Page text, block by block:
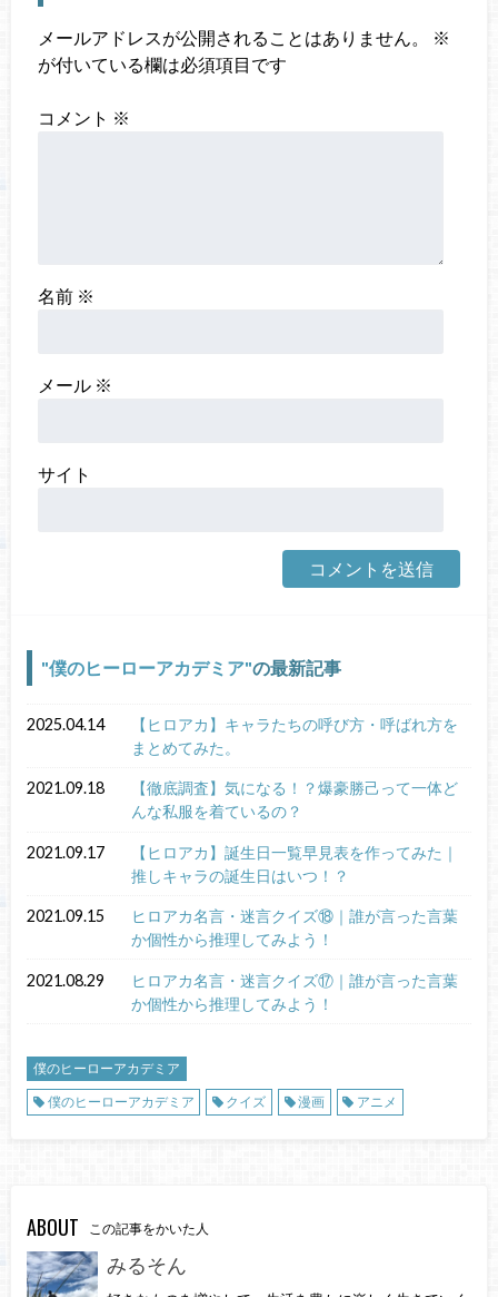
メールアドレスが公開されることはありません。
※
が付いている欄は必須項目です
コメント ※
名前 ※
メール ※
サイト
僕のヒーローアカデミア の最新記事
2025.04.14
【ヒロアカ】キャラたちの呼び方・呼ばれ方を
まとめてみた。
2021.09.18
【徹底調査】気になる！？爆豪勝己って一体ど
んな私服を着ているの？
2021.09.17
【ヒロアカ】誕生日一覧早見表を作ってみた｜
推しキャラの誕生日はいつ！？
2021.09.15
ヒロアカ名言・迷言クイズ⑱｜誰が言った言葉
か個性から推理してみよう！
2021.08.29
ヒロアカ名言・迷言クイズ⑰｜誰が言った言葉
か個性から推理してみよう！
僕のヒーローアカデミア
僕のヒーローアカデミア
クイズ 漫画 アニメ
ABOUT この記事をかいた人
みるそん